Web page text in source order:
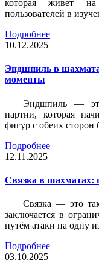
которая живет
пользователей в
Подробнее
10.12.2025
Эндшпиль в
моменты
Эндшпиль — это
партии, которая
фигур с обеих
Подробнее
12.11.2025
Связка в шахматах:
Связка — это
заключается в
путём атаки на одну
Подробнее
03.10.2025